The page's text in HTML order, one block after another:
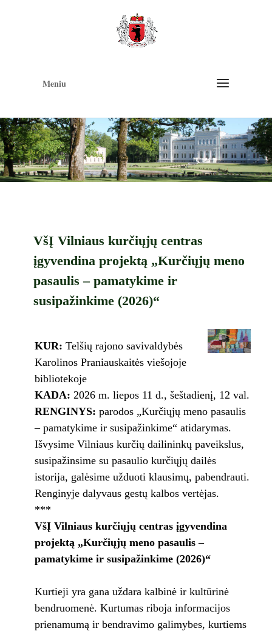
Meniu
VšĮ Vilniaus kurčiųjų centras
įgyvendina projektą „Kurčiųjų meno
pasaulis – pamatykime ir
susipažinkime (2026)“
KUR: Telšių rajono savivaldybės
Karolinos Praniauskaitės viešojoje
bibliotekoje
KADA: 2026 m. liepos 11 d., šeštadienį, 12 val.
RENGINYS: parodos „Kurčiųjų meno pasaulis
– pamatykime ir susipažinkime“ atidarymas.
Išvysime Vilniaus kurčių dailininkų paveikslus,
susipažinsime su pasaulio kurčiųjų dailės
istorija, galėsime užduoti klausimų, pabendrauti.
Renginyje dalyvaus gestų kalbos vertėjas.
***
VšĮ Vilniaus kurčiųjų centras įgyvendina
projektą „Kurčiųjų meno pasaulis –
pamatykime ir susipažinkime (2026)“
Kurtieji yra gana uždara kalbinė ir kultūrinė
bendruomenė. Kurtumas riboja informacijos
prienamumą ir bendravimo galimybes, kurtiems